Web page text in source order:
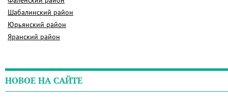
Шабалинский район
Юрьянский район
Яранский район
НОВОЕ НА САЙТЕ